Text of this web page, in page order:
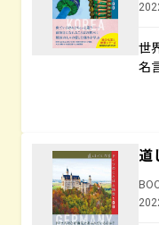
世
名
道